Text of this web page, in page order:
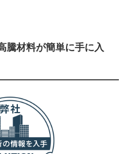
騰材料が簡単に手に入